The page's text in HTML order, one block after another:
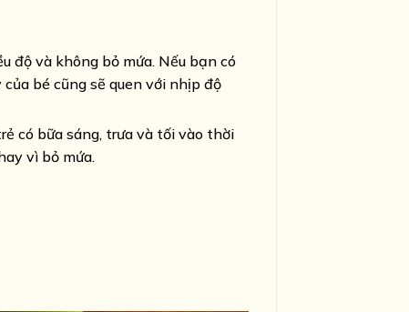
độ và không bỏ mứa. Nếu bạn có
bé cũng sẽ quen với nhịp độ
có bữa sáng, trưa và tối vào thời
vì bỏ mứa.